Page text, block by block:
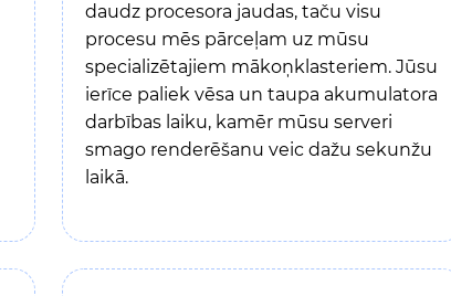
daudz procesora jaudas, taču visu
procesu mēs pārceļam uz mūsu
specializētajiem mākoņklasteriem. Jūsu
ierīce paliek vēsa un taupa akumulatora
darbības laiku, kamēr mūsu serveri
smago renderēšanu veic dažu sekunžu
laikā.